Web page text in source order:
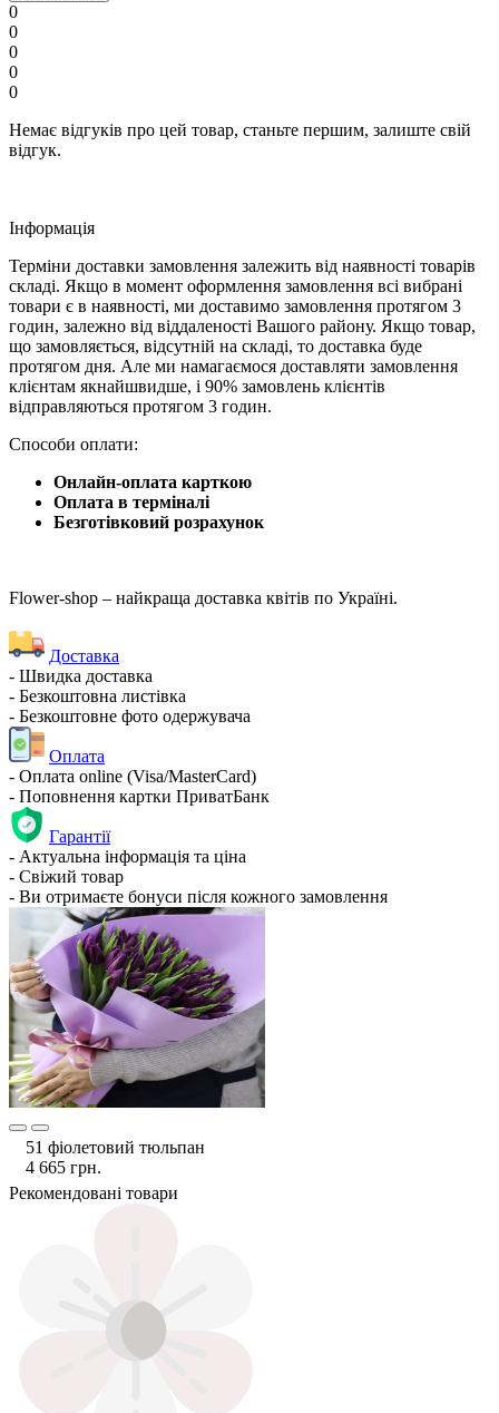
0
0
0
0
0
Немає відгуків про цей товар, станьте першим, залиште свій
відгук.
Iнформація
Терміни доставки замовлення залежить від наявності товарів
складі. Якщо в момент оформлення замовлення всі вибрані
товари є в наявності, ми доставимо замовлення протягом 3
годин, залежно від віддаленості Вашого району. Якщо товар,
що замовляється, відсутній на складі, то доставка буде
протягом дня. Але ми намагаємося доставляти замовлення
клієнтам якнайшвидше, і 90% замовлень клієнтів
відправляються протягом 3 годин.
Способи оплати:
Онлайн-оплата карткою
Оплата в терміналі
Безготівковий розрахунок
Flower-shop – найкраща доставка квітів по Україні.
Доставка
- Швидка доставка
- Безкоштовна листівка
- Безкоштовне фото одержувача
Оплата
- Оплата online (Visa/MasterCard)
- Поповнення картки ПриватБанк
Гарантії
- Актуальна інформація та ціна
- Свіжий товар
- Ви отримаєте бонуси після кожного замовлення
51 фіолетовий тюльпан
4 665 грн.
Рекомендовані товари